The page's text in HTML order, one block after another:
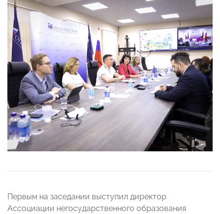
Первым на заседании выступил директор
Ассоциации негосударственного образования